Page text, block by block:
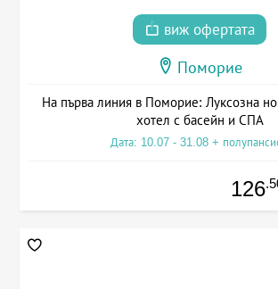
виж офертата
Поморие
На първа линия в Поморие: Луксозна
хотел с басейн и СПА
Дата: 10.07 - 31.08 +
126